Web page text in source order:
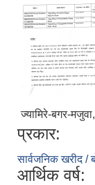
ज्यामिरे-बगर-
प्रकार:
सार्वजनिक खरीद /
आर्थिक वर्ष: